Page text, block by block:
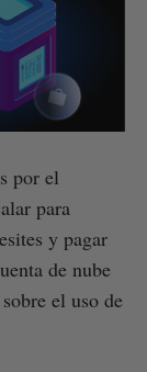
por el
para
y pagar
de nube
el uso de